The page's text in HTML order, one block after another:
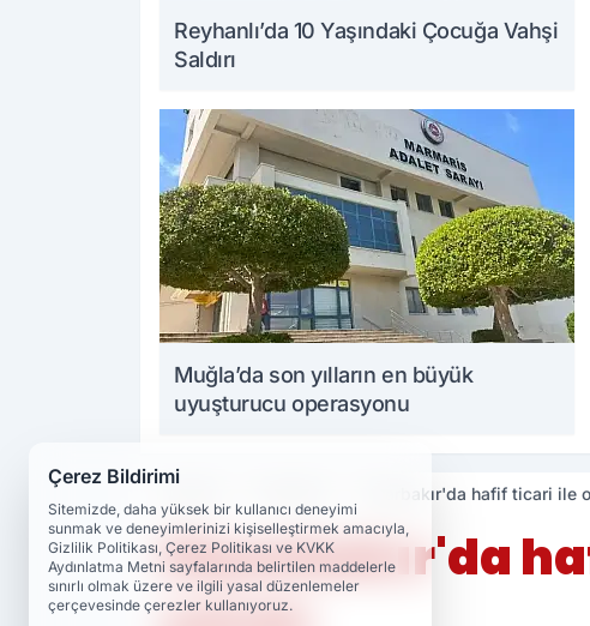
Reyhanlı’da 10 Yaşındaki Çocuğa Vahşi
Saldırı
Muğla’da son yılların en büyük
uyuşturucu operasyonu
Diyarbakır'da hafif ticari ile
Diyarbakır'da
Çerez Bildirimi
Sitemizde, daha yüksek bir kullanıcı deneyimi
sunmak ve deneyimlerinizi kişiselleştirmek amacıyla,
Gizlilik Politikası, Çerez Politikası ve KVKK
Aydınlatma Metni sayfalarında belirtilen maddelerle
sınırlı olmak üzere ve ilgili yasal düzenlemeler
çerçevesinde çerezler kullanıyoruz.